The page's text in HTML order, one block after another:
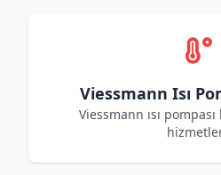
Viessmann Isı
Viessmann ısı